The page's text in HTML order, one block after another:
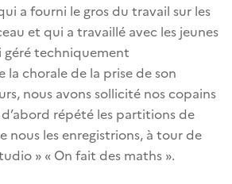
a fourni le gros du travail sur les
et qui a travaillé avec les jeunes
géré techniquement
la chorale de la prise de son
nous avons sollicité nos copains
répété les partitions de
nous les enregistrions, à tour de
» « On fait des maths ».